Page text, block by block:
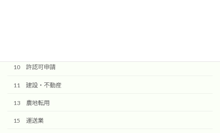
10 許認可申請
11 建設・不動産
13 農地転用
15 運送業